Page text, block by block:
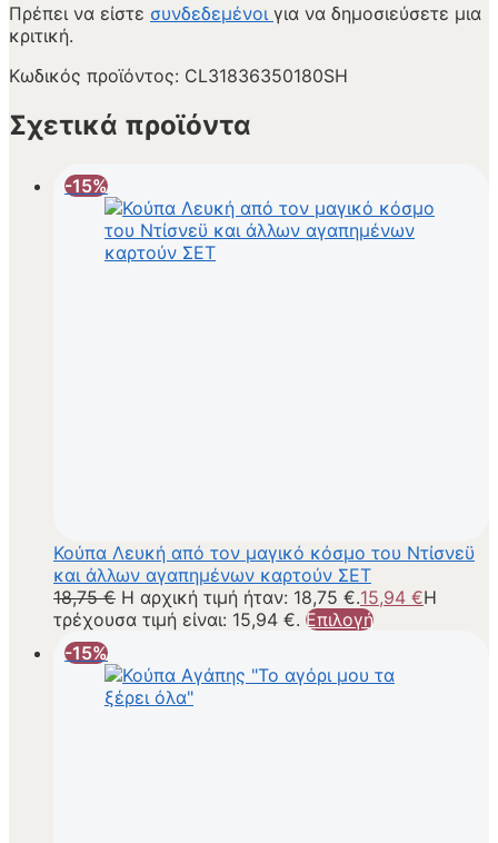
Πρέπει να είστε συνδεδεμένοι για να δημοσιεύσετε μια
κριτική.
Κωδικός προϊόντος: CL31836350180SH
Σχετικά προϊόντα
-15%
Κούπα Λευκή από τον μαγικό κόσμο του Ντίσνεϋ
και άλλων αγαπημένων καρτούν ΣΕΤ
18,75€ Η αρχική τιμή ήταν: 18,75 €.15,94 €Η
τρέχουσα τιμή είναι: 15,94 €. Επιλογή
-15%